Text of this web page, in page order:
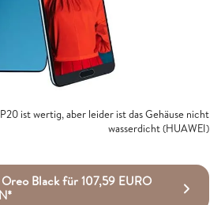
ist wertig, aber leider ist das Gehäuse nicht
wasserdicht (HUAWEI)
Black für 107,59 EURO